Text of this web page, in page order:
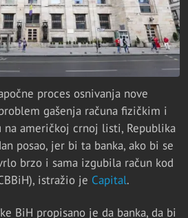
proces osnivanja nove
gašenja računa fizičkim i
američkoj crnoj listi, Republika
posao, jer bi ta banka, ako bi se
brzo i sama izgubila račun kod
istražio je Capital.
BiH propisano je da banka, da bi